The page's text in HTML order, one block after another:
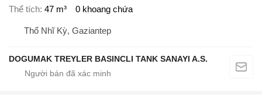
Thể tích 47 m³ 0 khoang chứa
Thổ Nhĩ Kỳ, Gaziantep
DOGUMAK TREYLER BASINCLI TANK SANAYI A.S.